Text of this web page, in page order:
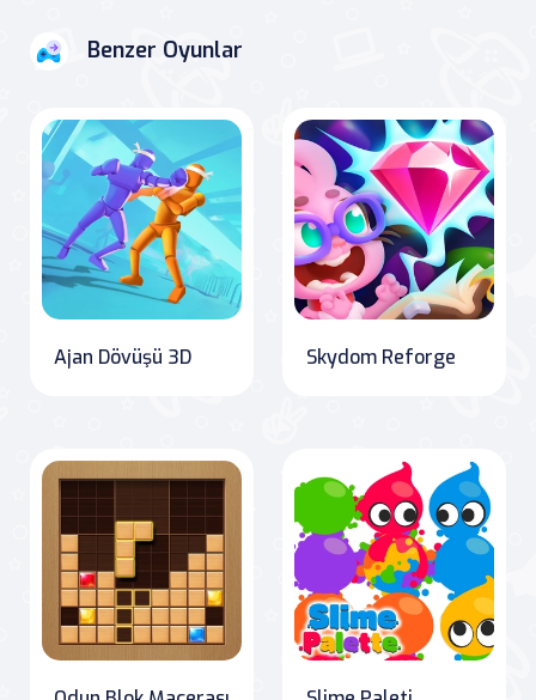
Benzer Oyunlar
Ajan Dövüşü 3D Skydom Reforge